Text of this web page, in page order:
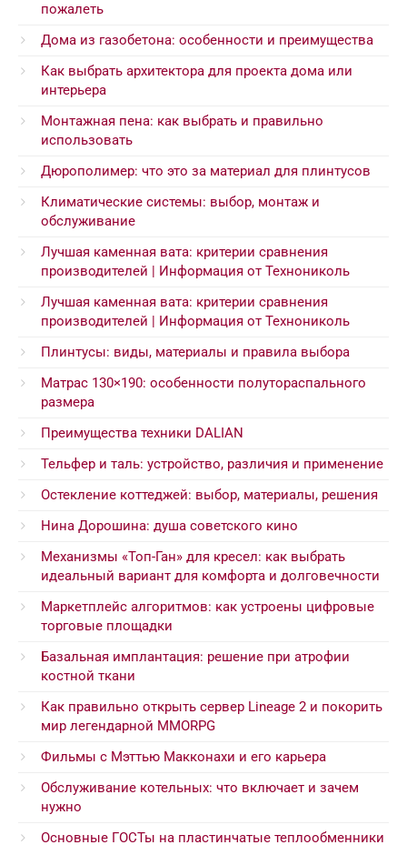
пожалеть
Дома из газобетона: особенности и преимущества
Как выбрать архитектора для проекта дома или
интерьера
Монтажная пена: как выбрать и правильно
использовать
Дюрополимер: что это за материал для плинтусов
Климатические системы: выбор, монтаж и
обслуживание
Лучшая каменная вата: критерии сравнения
производителей | Информация от Технониколь
Лучшая каменная вата: критерии сравнения
производителей | Информация от Технониколь
Плинтусы: виды, материалы и правила выбора
Матрас 130×190: особенности полутораспального
размера
Преимущества техники DALIAN
Тельфер и таль: устройство, различия и применение
Остекление коттеджей: выбор, материалы, решения
Нина Дорошина: душа советского кино
Механизмы «Топ-Ган» для кресел: как выбрать
идеальный вариант для комфорта и долговечности
Маркетплейс алгоритмов: как устроены цифровые
торговые площадки
Базальная имплантация: решение при атрофии
костной ткани
Как правильно открыть сервер Lineage 2 и покорить
мир легендарной MMORPG
Фильмы с Мэттью Макконахи и его карьера
Обслуживание котельных: что включает и зачем
нужно
Основные ГОСТы на пластинчатые теплообменники